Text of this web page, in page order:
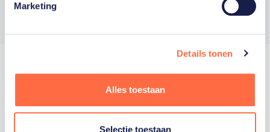
Marketing
Details tonen
Alles toestaan
Selectie toestaan
Trotse hoofdsponsor